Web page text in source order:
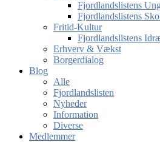
Fjordlandslistens
Fjordlandslistens
Fritid-Kultur
Fjordlandslistens
Erhverv & Vækst
Borgerdialog
Blog
Alle
Fjordlandslisten
Nyheder
Information
Diverse
Medlemmer